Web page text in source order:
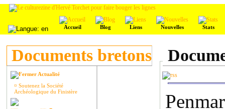
Accueil Blog Liens Nouvelles Stats
Documents bretons
Actualité
¤ Soutenez la Société
Archéologique du Finistère